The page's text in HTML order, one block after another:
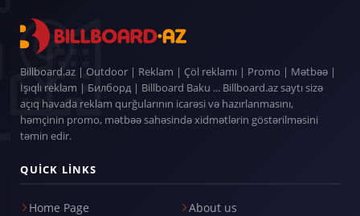
Billboard.az | Outdoor | Reklam | Çöl reklamı | Promo | Mətbəə |
İşıqlı reklam | Билборд | Billboard Baku ... Billboard.az saytı sizə
açıq havada reklam qurğularının icarəsi və hazırlanmasını,
həmçinin promo, mətbəə sahəsində xidmətlərin göstərilməsini
təmin edir.
QUICK LINKS
Home Page About us